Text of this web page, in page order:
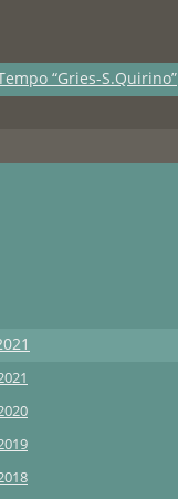
“Gries-S.Quirino”